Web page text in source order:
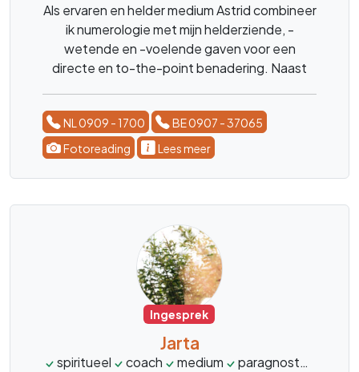
Als ervaren en helder medium Astrid combineer
ik numerologie met mijn helderziende, -
wetende en -voelende gaven voor een
directe en to-the-point benadering. Naast
Lenormand- en Titania's gelukskaarten om
direct de antwoorden te vinden die jij zoekt.
NL 0909 - 1700
BE 0907 - 37065
Fotoreading
Lees meer
Ingesprek
Jarta
spiritueel coach medium paragnost